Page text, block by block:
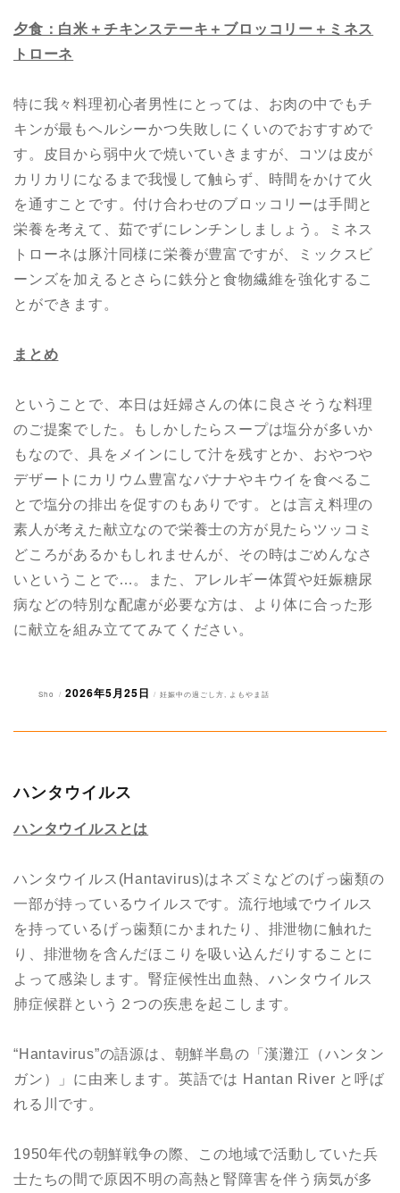
夕食：白米＋チキンステーキ＋ブロッコリー＋ミネス
トローネ
特に我々料理初心者男性にとっては、お肉の中でもチ
キンが最もヘルシーかつ失敗しにくいのでおすすめで
す。皮目から弱中火で焼いていきますが、コツは皮が
カリカリになるまで我慢して触らず、時間をかけて火
を通すことです。付け合わせのブロッコリーは手間と
栄養を考えて、茹でずにレンチンしましょう。ミネス
トローネは豚汁同様に栄養が豊富ですが、ミックスビ
ーンズを加えるとさらに鉄分と食物繊維を強化するこ
とができます。
まとめ
ということで、本日は妊婦さんの体に良さそうな料理
のご提案でした。もしかしたらスープは塩分が多いか
もなので、具をメインにして汁を残すとか、おやつや
デザートにカリウム豊富なバナナやキウイを食べるこ
とで塩分の排出を促すのもありです。とは言え料理の
素人が考えた献立なので栄養士の方が見たらツッコミ
どころがあるかもしれませんが、その時はごめんなさ
いということで…。また、アレルギー体質や妊娠糖尿
病などの特別な配慮が必要な方は、より体に合った形
に献立を組み立ててみてください。
投
Sho
投
2026年5月25日
カ
妊娠中の過ごし方, よもやま話
ハンタウイルス
ハンタウイルスとは
ハンタウイルス(Hantavirus)はネズミなどのげっ歯類の
一部が持っているウイルスです。流行地域でウイルス
を持っているげっ歯類にかまれたり、排泄物に触れた
り、排泄物を含んだほこりを吸い込んだりすることに
よって感染します。腎症候性出血熱、ハンタウイルス
肺症候群という２つの疾患を起こします。
“Hantavirus”の語源は、朝鮮半島の「漢灘江（ハンタン
ガン）」に由来します。英語では Hantan River と呼ば
れる川です。
1950年代の朝鮮戦争の際、この地域で活動していた兵
士たちの間で原因不明の高熱と腎障害を伴う病気が多